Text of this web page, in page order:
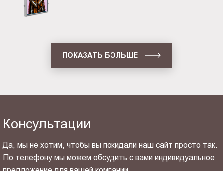
ПОКАЗАТЬ БОЛЬШЕ
Консультации
Да, мы не хотим, чтобы вы покидали наш сайт просто так.
По телефону мы можем обсудить с вами индивидуальное